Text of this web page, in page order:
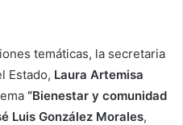
temáticas, la secretaria
Estado, Laura Artemisa
“Bienestar y comunidad
Luis González Morales,